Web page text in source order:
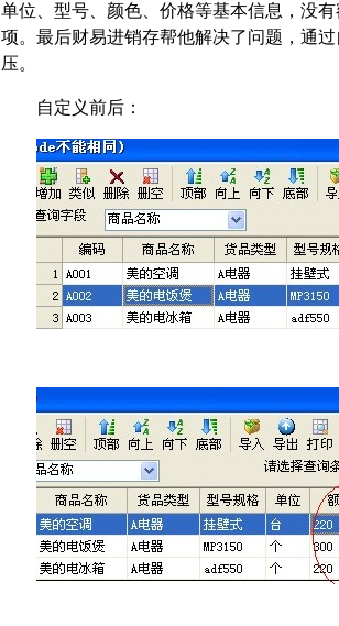
单位、型号、颜色、价格等基本信息，没
项。最后财易进销存帮他解决了问题，通
压。
自定义前后：